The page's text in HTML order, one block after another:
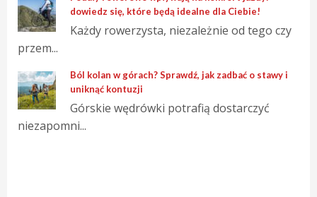
dowiedz się, które będą idealne dla Ciebie!
Każdy rowerzysta, niezależnie od tego czy
przem...
Ból kolan w górach? Sprawdź, jak zadbać o stawy i
uniknąć kontuzji
Górskie wędrówki potrafią dostarczyć
niezapomni...